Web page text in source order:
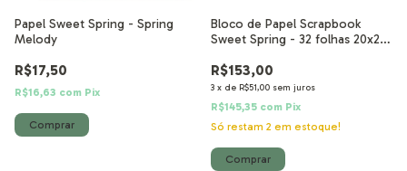
Papel Sweet Spring - Spring
Melody
R$17,50
R$16,63 com Pix
Bloco de Papel Scrapbook
Sweet Spring - 32 folhas 20x20
R$153,00
3 x de R$51,00 sem juros
R$145,35 com Pix
Só restam 2 em estoque!